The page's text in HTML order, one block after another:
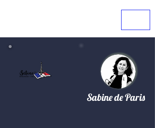
Sabine de Paris